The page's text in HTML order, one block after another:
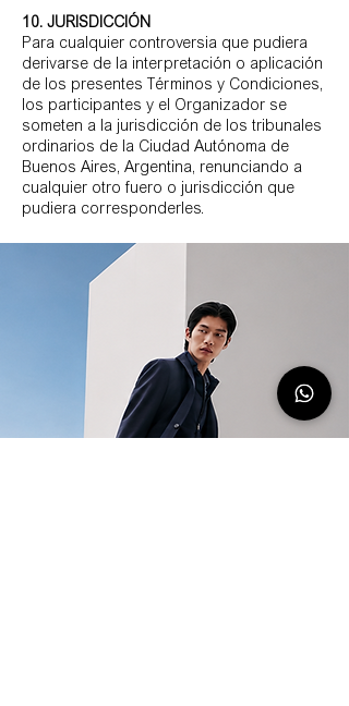
10. JURISDICCIÓN
Para cualquier controversia que pudiera
derivarse de la interpretación o aplicación
de los presentes Términos y Condiciones,
los participantes y el Organizador se
someten a la jurisdicción de los tribunales
ordinarios de la Ciudad Autónoma de
Buenos Aires, Argentina, renunciando a
cualquier otro fuero o jurisdicción que
pudiera corresponderles.